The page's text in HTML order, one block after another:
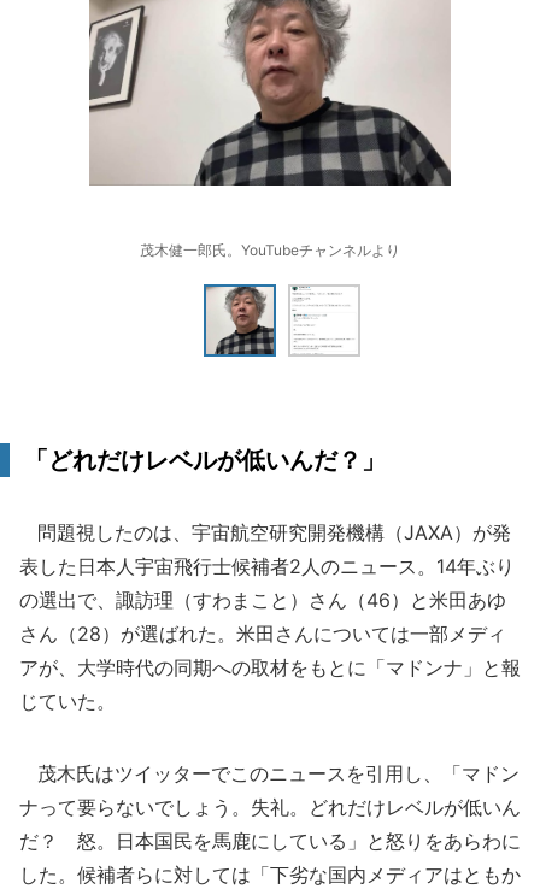
茂木健一郎氏。YouTubeチャンネルより
「どれだけレベルが低いんだ？」
問題視したのは、宇宙航空研究開発機構（JAXA）が発
表した日本人宇宙飛行士候補者2人のニュース。14年ぶり
の選出で、諏訪理（すわまこと）さん（46）と米田あゆ
さん（28）が選ばれた。米田さんについては一部メディ
アが、大学時代の同期への取材をもとに「マドンナ」と報
じていた。
茂木氏はツイッターでこのニュースを引用し、「マドン
ナって要らないでしょう。失礼。どれだけレベルが低いん
だ？ 怒。日本国民を馬鹿にしている」と怒りをあらわに
した。候補者らに対しては「下劣な国内メディアはともか